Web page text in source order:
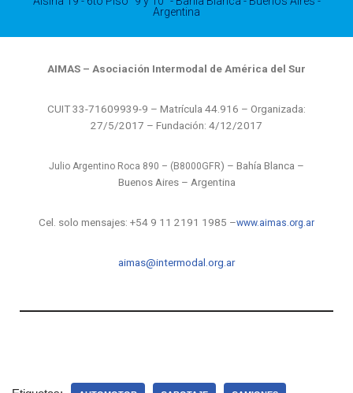
Argentina
AIMAS – Asociación Intermodal de América del Sur
CUIT 33-71609939-9 – Matrícula 44.916 – Organizada:
27/5/2017 – Fundación: 4/12/2017
Julio Argentino Roca 890 – (B8000GFR) – Bahía Blanca –
Buenos Aires – Argentina
Cel. solo mensajes: +54 9 11 2191 1985 –www.aimas.org.ar
aimas@intermodal.org.ar